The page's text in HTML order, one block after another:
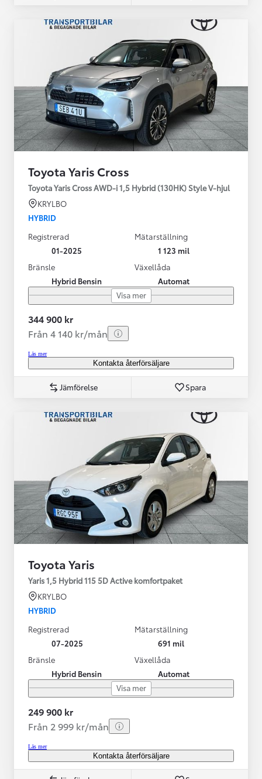
Toyota Yaris Cross
Toyota Yaris Cross AWD-i 1,5 Hybrid (130HK) Style V-hjul
KRYLBO
HYBRID
Registrerad
01-2025
Mätarställning
1 123 mil
Bränsle
Hybrid Bensin
Växellåda
Automat
Visa mer
344 900 kr
Från 4 140 kr/mån
Läs mer
Kontakta återförsäljare
Jämförelse Spara
Toyota Yaris
Yaris 1,5 Hybrid 115 5D Active komfortpaket
KRYLBO
HYBRID
Registrerad
07-2025
Mätarställning
691 mil
Bränsle
Hybrid Bensin
Växellåda
Automat
Visa mer
249 900 kr
Från 2 999 kr/mån
Läs mer
Kontakta återförsäljare